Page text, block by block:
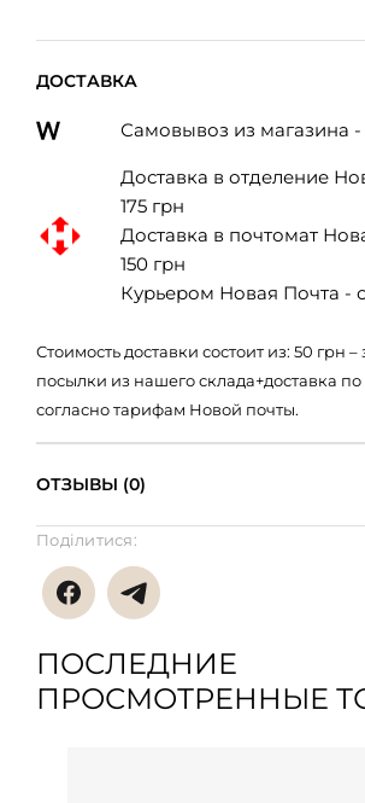
ДОСТАВКА
Самовывоз из магазина -
Доставка в отделение
175 грн
Доставка в почтомат
150 грн
Курьером Новая Почта -
Стоимость доставки состоит из: 50 грн
посылки из нашего склада+доставка
согласно тарифам Новой почты.
ОТЗЫВЫ (0)
Поділитися:
ПОСЛЕДНИЕ
ПРОСМОТРЕННЫЕ